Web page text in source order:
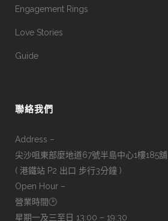
Engagement Rings
Love Stories
Guide
聯絡我們
Address –
尖沙咀東部麼地道67號半島中心1樓185舖
( 港鐵站 P2 出口 步行3分鐘 )
Open Hour –
營業時間🕑
星期一及三至日 13:00 – 19:30